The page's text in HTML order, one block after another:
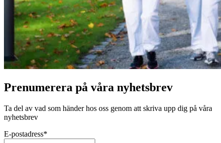
Prenumerera på våra nyhetsbrev
Ta del av vad som händer hos oss genom att skriva upp dig på våra
nyhetsbrev
E-postadress*